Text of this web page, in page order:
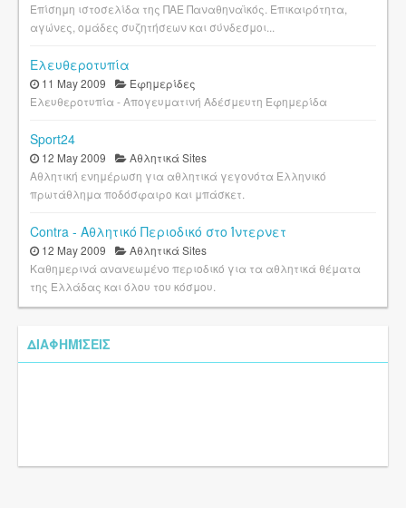
Επίσημη ιστοσελίδα της ΠΑΕ Παναθηναϊκός. Επικαιρότητα,
αγώνες, ομάδες συζητήσεων και σύνδεσμοι...
Ελευθεροτυπία
11 May 2009
Εφημερίδες
Ελευθεροτυπία - Απογευματινή Αδέσμευτη Εφημερίδα
Sport24
12 May 2009
Αθλητικά Sites
Αθλητική ενημέρωση για αθλητικά γεγονότα Ελληνικό
πρωτάθλημα ποδόσφαιρο και μπάσκετ.
Contra - Αθλητικό Περιοδικό στο Ίντερνετ
12 May 2009
Αθλητικά Sites
Καθημερινά ανανεωμένο περιοδικό για τα αθλητικά θέματα
της Ελλάδας και όλου του κόσμου.
ΔΙΑΦΗΜΊΣΕΙΣ